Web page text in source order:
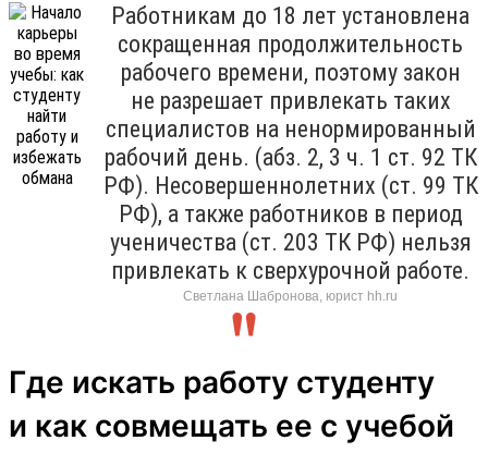
Работникам до 18 лет установлена
сокращенная продолжительность
рабочего времени, поэтому закон
не разрешает привлекать таких
специалистов на ненормированный
рабочий день. (абз. 2, 3 ч. 1 ст. 92 ТК
РФ). Несовершеннолетних (ст. 99 ТК
РФ), а также работников в период
ученичества (ст. 203 ТК РФ) нельзя
привлекать к сверхурочной работе.
Светлана Шабронова, юрист hh.ru
Где искать работу студенту
и как совмещать ее с учебой